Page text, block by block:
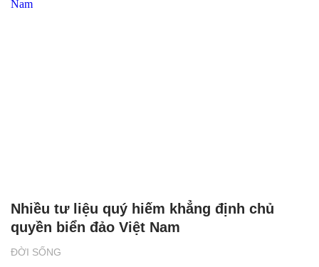
ĐỜI SỐNG
Nhiều tư liệu quý hiếm khẳng định chủ
quyền biển đảo Việt Nam